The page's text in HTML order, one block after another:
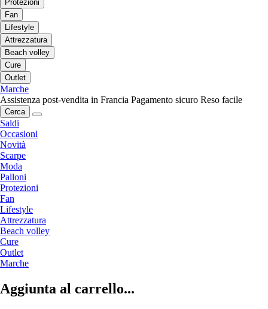
Protezioni
Fan
Lifestyle
Attrezzatura
Beach volley
Cure
Outlet
Marche
Assistenza post-vendita in Francia Pagamento sicuro Reso facile
Cerca
Saldi
Occasioni
Novità
Scarpe
Moda
Palloni
Protezioni
Fan
Lifestyle
Attrezzatura
Beach volley
Cure
Outlet
Marche
Aggiunta al carrello...